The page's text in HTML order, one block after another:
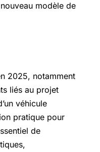
modèle de
2025, notamment
liés au projet
véhicule
pratique pour
de